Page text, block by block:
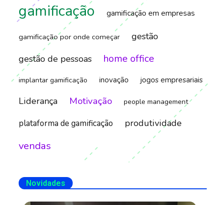
gamificação gamificação em empresas
gamificação por onde começar
gestão
gestão de pessoas
home office
implantar gamificação inovação jogos empresariais
Liderança Motivação people management
plataforma de gamificação produtividade
vendas
Novidades